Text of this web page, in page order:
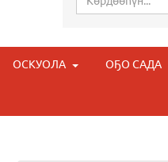
ОСКУОЛА ОҔО САДА